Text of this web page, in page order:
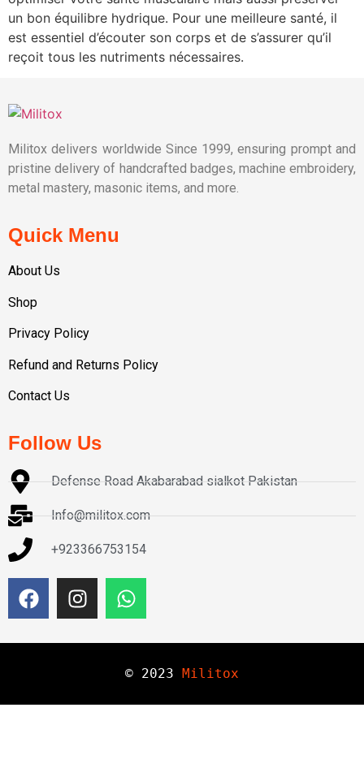
un bon équilibre hydrique. Pour une meilleure santé, il
est essentiel d’écouter son corps et de s’assurer qu’il
reçoit tous les nutriments nécessaires.
Militox delivers worldwide Since 1999, ensuring prompt and
pristine delivery of handcrafted badges, machine embroidery,
metal mastery, masonic items, and more.
Quick Menu
About Us
Shop
Privacy Policy
Refund and Returns Policy
Contact Us
Follow Us
Defense Road Akabarabad sialkot Pakistan
Info@militox.com
+923366753154
© 2023 Militox